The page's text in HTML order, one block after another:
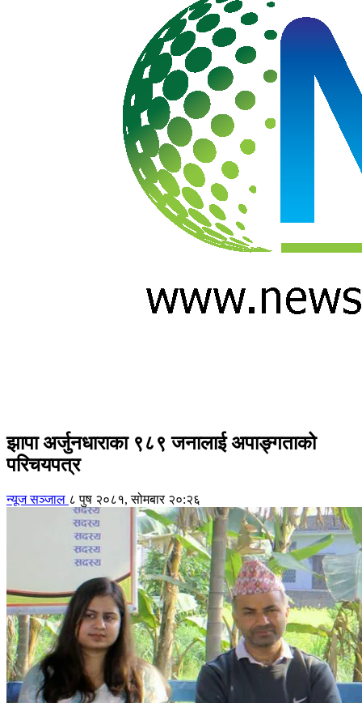
झापा अर्जुनधाराका ९८९ जनालाई अपाङ्गताको
परिचयपत्र
न्यूज सञ्जाल ८ पुष २०८१, सोमबार २०:२६